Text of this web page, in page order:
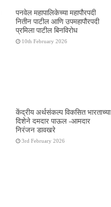
पनवेल महापालिकेच्या महापौरपदी
नितीन पाटील आणि उपमहापौरपदी
प्रमिला पाटील बिनविरोध
10th February 2026
केंद्रीय अर्थसंकल्प विकसित भारताच्या
दिशेने दमदार पाऊल -आमदार
निरंजन डावखरे
3rd February 2026